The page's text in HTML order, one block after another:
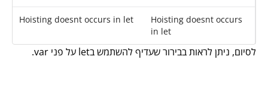
Hoisting doesnt occurs in let
Hoisting doesnt occurs
in let
לסיום, ניתן לראות בבירור שעדיף להשתמש בlet על פני var.